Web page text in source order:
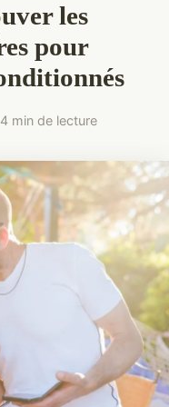
les
pour
4 min de lecture